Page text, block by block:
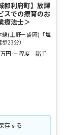
郡利府町】放課
スでの療育のお
療法士＞
線(上野－盛岡)「塩
23分）
円 ～ 程度 諸手
存する